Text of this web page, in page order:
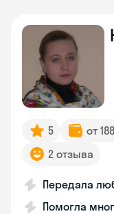
5 от
2 отзыва
Передала
Помогла